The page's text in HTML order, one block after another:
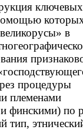
ключевых
в
процедуры
племенами
и финскими) по
тип,